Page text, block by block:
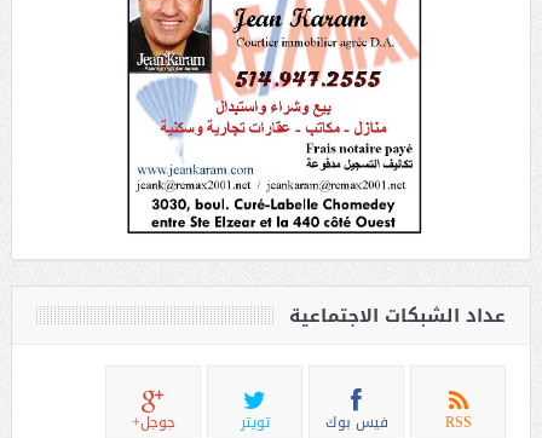
عداد الشبكات الاجتماعية
RSS فيس بوك تويتر جوجل+